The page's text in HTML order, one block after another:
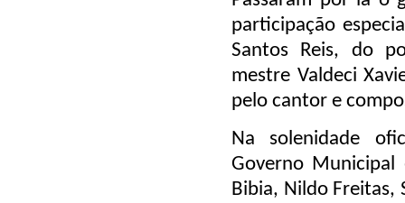
participação
Santos Reis, do
mestre Valdeci
pelo cantor e
Na solenidade
Governo Municipal
Bibia, Nildo